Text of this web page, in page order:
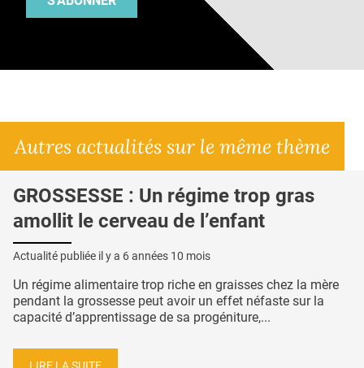
Autres actualités sur le même thème
GROSSESSE : Un régime trop gras
amollit le cerveau de l’enfant
Actualité publiée il y a 6 années 10 mois
Un régime alimentaire trop riche en graisses chez la mère
pendant la grossesse peut avoir un effet néfaste sur la
capacité d’apprentissage de sa progéniture,...